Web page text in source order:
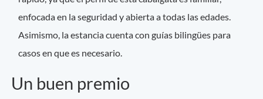
enfocada en la seguridad y abierta a todas las edades.
Asimismo, la estancia cuenta con guías bilingües para
casos en que es necesario.
Un buen premio